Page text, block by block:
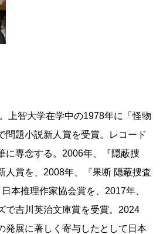
ではない。時として「転結」や
立てることも可能だ。ただし、
が要求される。枚数に制限があ
削ぎ落とし、切れのある、冗長
き上げなければならないから
署を去り、神奈川県警に異動し
役たちの視点で描かれている
事な腕の冴えと力量を見せつけ
上で、周囲の人間が直面する難
一気に解決してしまう“竜崎マジ
せるのだ。
席」だ。その第一行。
上智大学在学中の1978年に「怪物
問題小説新人賞を受賞。レコード
に専念する。2006年、『隠蔽捜
人賞を、2008年、『果断 隠蔽捜査
本推理作家協会賞を、2017年、
で吉川英治文庫賞を受賞。2024
発展に著しく寄与したとして日本